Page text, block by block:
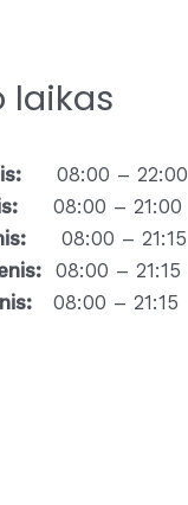
laikas
08:00 – 22:00
08:00 – 21:00
08:00 – 21:15
08:00 – 21:15
08:00 – 21:15